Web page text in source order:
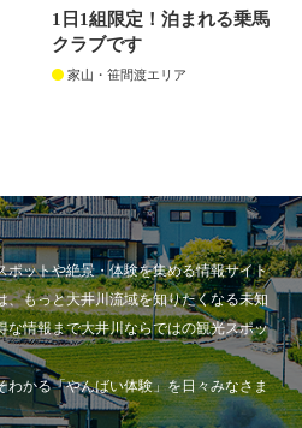
1日1組限定！泊まれる乗馬
クラブです
家山・笹間渡エリア
ポットや絶景・体験を集める情報サイト
、もっと大井川流域を知りたくなる未知
な情報まで大井川ならではの観光スポッ
わかる「やんばい体験」を日々みなさま